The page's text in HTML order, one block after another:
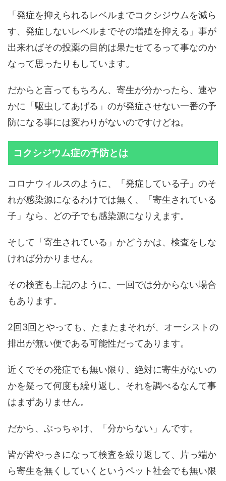
「発症を抑えられるレベルまでコクシジウムを減ら
す、発症しないレベルまでその増殖を抑える」事が
出来ればその投薬の目的は果たせてるって事なのか
なって思ったりもしています。
だからと言ってもちろん、寄生が分かったら、速や
かに「駆虫してあげる」のが発症させない一番の予
防になる事には変わりがないのですけどね。
コクシジウム症の予防とは
コロナウィルスのように、「発症している子」のそ
れが感染源になるわけでは無く、「寄生されている
子」なら、どの子でも感染源になりえます。
そして「寄生されている」かどうかは、検査をしな
ければ分かりません。
その検査も上記のように、一回では分からない場合
もあります。
2回3回とやっても、たまたまそれが、オーシストの
排出が無い便である可能性だってあります。
近くでその発症でも無い限り、絶対に寄生がないの
かを疑って何度も繰り返し、それを調べるなんて事
はまずありません。
だから、ぶっちゃけ、「分からない」んです。
皆が皆やっきになって検査を繰り返して、片っ端か
ら寄生を無くしていくというペット社会でも無い限